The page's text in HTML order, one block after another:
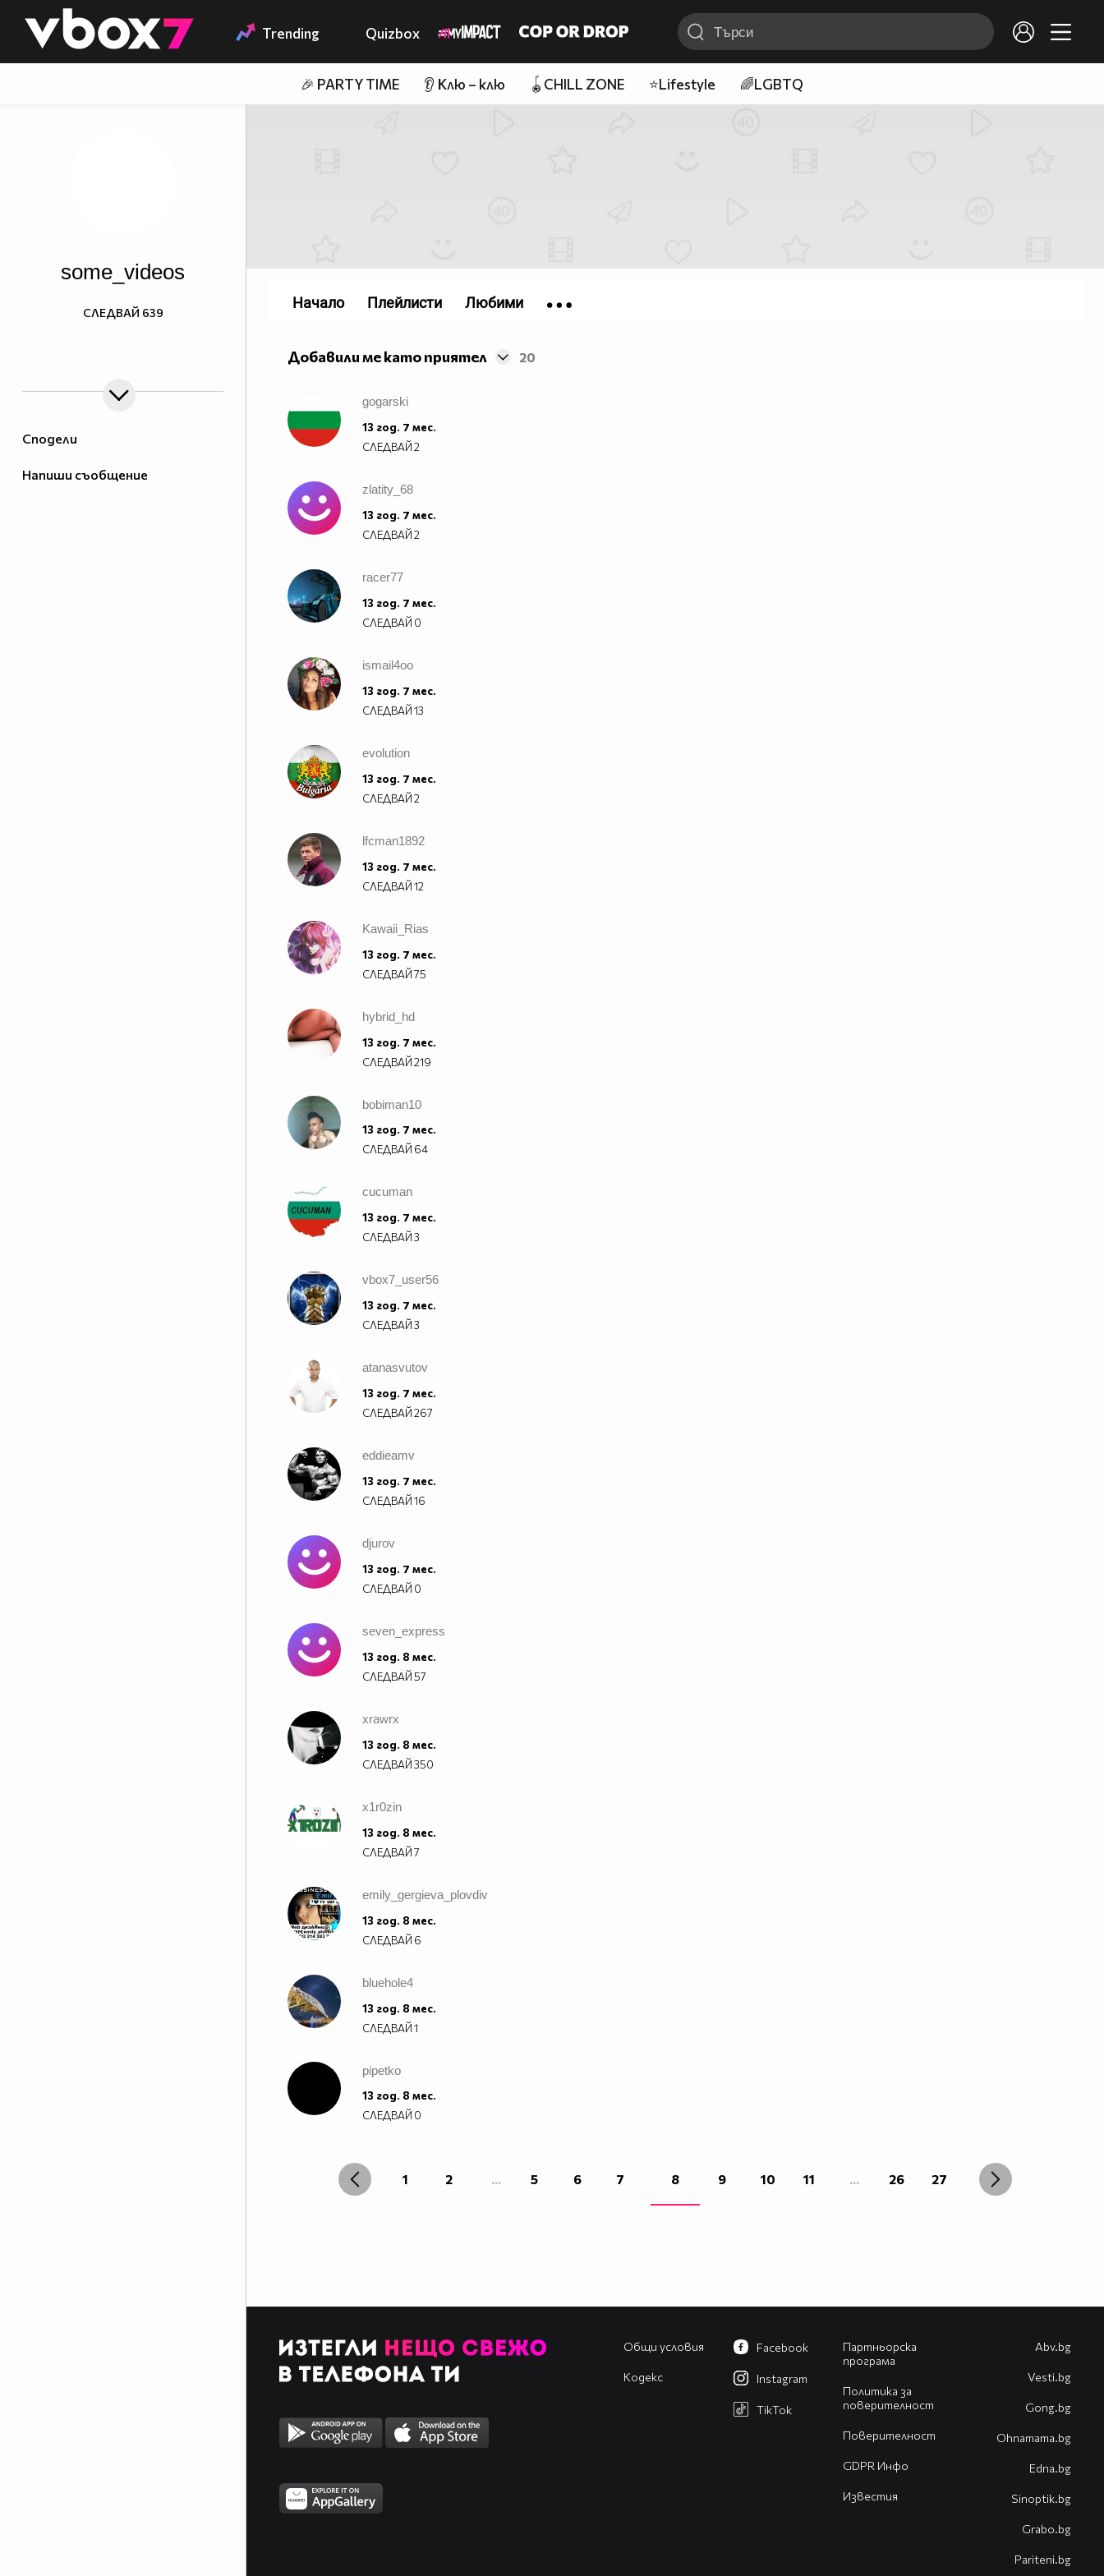
👾 Trending Quizbox
🎉 PARTY TIME 👂 Клю – клю 🪀CHILL ZONE ⭐Lifestyle 🌈LGBTQ
Сподели
Напиши съобщение
some_videos
СЛЕДВАЙ 639
Добавили ме като приятел 20
gogarski
13 год. 7 мес.
СЛЕДВАЙ2
zlatity_68
13 год. 7 мес.
СЛЕДВАЙ2
racer77
13 год. 7 мес.
СЛЕДВАЙ 0
ismail4oo
13 год. 7 мес.
СЛЕДВАЙ13
evolution
13 год. 7 мес.
СЛЕДВАЙ2
lfcman1892
13 год. 7 мес.
СЛЕДВАЙ12
Kawaii_Rias
13 год. 7 мес.
СЛЕДВАЙ75
hybrid_hd
13 год. 7 мес.
СЛЕДВАЙ219
bobiman10
13 год. 7 мес.
СЛЕДВАЙ 64
cucuman
13 год. 7 мес.
СЛЕДВАЙ3
vbox7_user56
13 год. 7 мес.
СЛЕДВАЙ3
atanasvutov
13 год. 7 мес.
СЛЕДВАЙ267
eddieamv
13 год. 7 мес.
СЛЕДВАЙ16
djurov
13 год. 7 мес.
СЛЕДВАЙ 0
seven_express
13 год. 8 мес.
СЛЕДВАЙ57
xrawrx
13 год. 8 мес.
СЛЕДВАЙ350
x1r0zin
13 год. 8 мес.
СЛЕДВАЙ7
emily_gergieva_plovdiv
13 год. 8 мес.
СЛЕДВАЙ 6
bluehole4
13 год. 8 мес.
СЛЕДВАЙ1
pipetko
13 год. 8 мес.
СЛЕДВАЙ 0
1 2 ... 5 6 7 8 9 10 11 ... 26 27
Начало Плейлисти Любими
Общи условия
Кодекс
Партньорска
програма
Политика за
поверителност
Поверителност
GDPR Инфо
Известия
Facebook
Instagram
TikTok
Abv.bg
Vesti.bg
Gong.bg
Оhnamama.bg
Edna.bg
Sinoptik.bg
Grabo.bg
Pariteni.bg